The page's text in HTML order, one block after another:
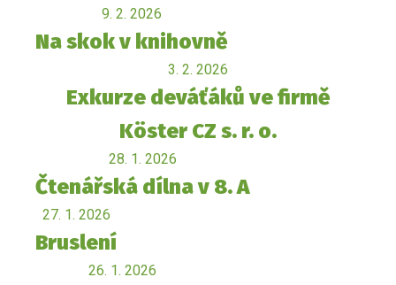
9. 2. 2026
Na skok v knihovně
3. 2. 2026
Exkurze deváťáků ve firmě
Köster CZ s. r. o.
28. 1. 2026
Čtenářská dílna v 8. A
27. 1. 2026
Bruslení
26. 1. 2026